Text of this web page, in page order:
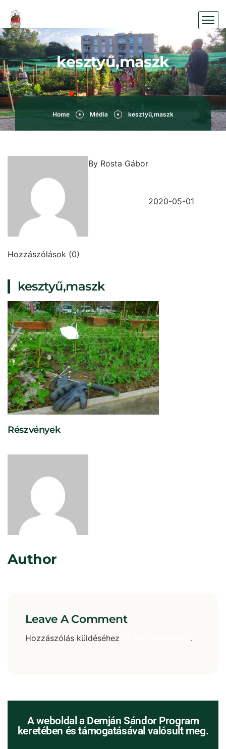
kesztyű,maszk
Home Média kesztyű,maszk
By Rosta Gábor
2020-05-01
Hozzászólások (0)
kesztyű,maszk
Részvények
Author
Leave A Comment
Hozzászólás küldéséhez .
A weboldal a Demján Sándor Program
keretében és támogatásával valósult meg.